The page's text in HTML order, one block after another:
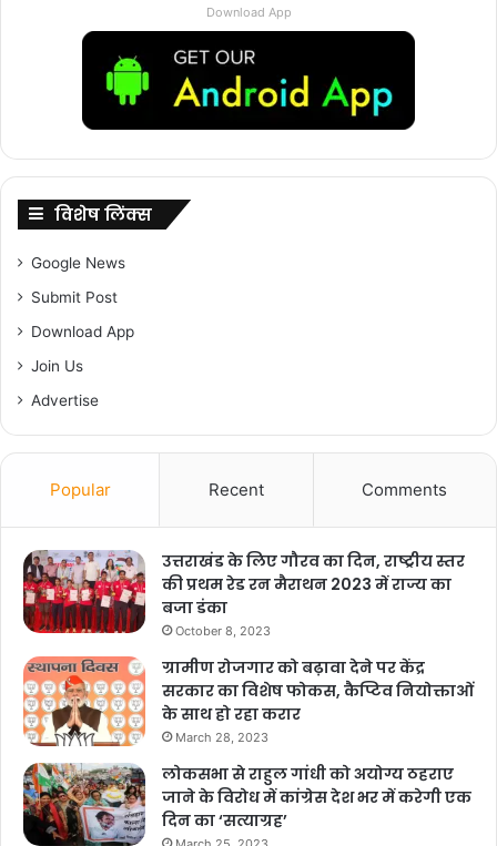
Download App
विशेष लिंक्स
Google News
Submit Post
Download App
Join Us
Advertise
Popular Recent Comments
उत्तराखंड के लिए गौरव का दिन, राष्ट्रीय स्तर
की प्रथम रेड रन मैराथन 2023 में राज्य का
बजा डंका
October 8, 2023
ग्रामीण रोजगार को बढ़ावा देने पर केंद्र
सरकार का विशेष फोकस, कैप्टिव नियोक्ताओं
के साथ हो रहा करार
March 28, 2023
लोकसभा से राहुल गांधी को अयोग्य ठहराए
जाने के विरोध में कांग्रेस देश भर में करेगी एक
दिन का ‘सत्याग्रह’